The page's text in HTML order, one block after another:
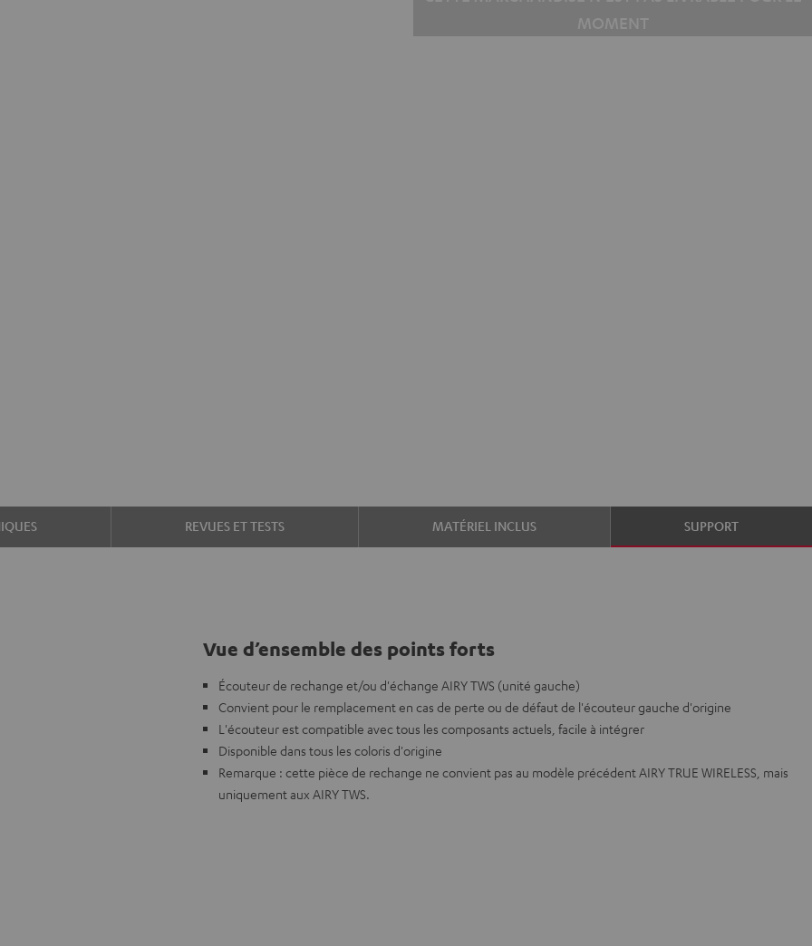
REVUES ET TESTS MATÉRIEL INCLUS SUPPORT
Vue d’ensemble des points forts
Écouteur de rechange et/ou d'échange AIRY TWS (unité gauche)
Convient pour le remplacement en cas de perte ou de défaut de l'écouteur gauche d'origine
L'écouteur est compatible avec tous les composants actuels, facile à intégrer
Disponible dans tous les coloris d'origine
Remarque : cette pièce de rechange ne convient pas au modèle précédent AIRY TRUE WIRELESS, mais
uniquement aux AIRY TWS.